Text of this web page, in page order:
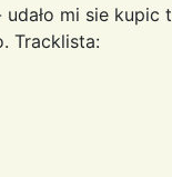
mi sie kupic
Tracklista: